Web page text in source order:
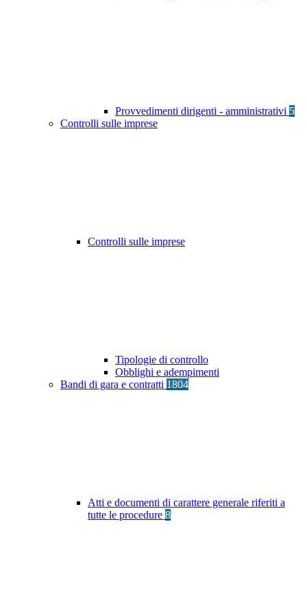
Provvedimenti dirigenti - amministrativi 5
Controlli sulle imprese
Controlli sulle imprese
Tipologie di controllo
Obblighi e adempimenti
Bandi di gara e contratti 1804
Atti e documenti di carattere generale riferiti a
tutte le procedure 8